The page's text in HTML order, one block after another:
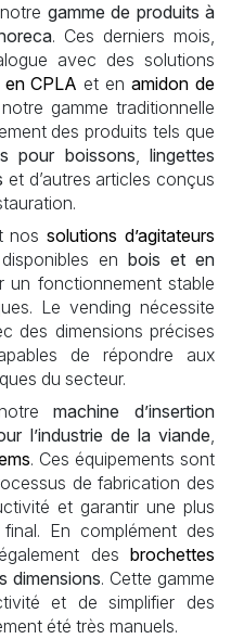
gamme de produits à
. Ces derniers mois,
avec des solutions
CPLA et enamidon de
gamme traditionnelle
des produits tels que
pour boissons,lingettes
et d’autres articles conçus
nossolutions d’agitateurs
enbois et en
un fonctionnement stable
Le vending nécessite
des dimensions précises
de répondre aux
du secteur.
machine d’insertion
l’industrie de la viande,
. Ces équipements sont
de fabrication des
et garantir une plus
En complément des
des brochettes
dimensions. Cette gamme
et de simplifier des
été très manuels.